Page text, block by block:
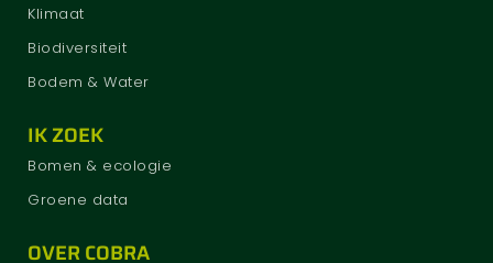
Klimaat
Biodiversiteit
Bodem & Water
IK ZOEK
Bomen & ecologie
Groene data
OVER COBRA